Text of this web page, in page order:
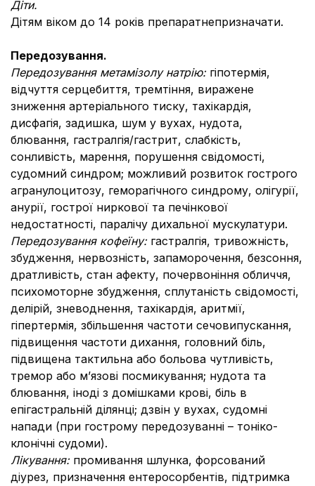
Діти.
Дітям віком до 14 років препаратнепризначати.
Передозування.
Передозування метамізолу натрію: гіпотермія,
відчуття серцебиття, тремтіння, виражене
зниження артеріального тиску, тахікардія,
дисфагія, задишка, шум у вухах, нудота,
блювання, гастралгія/гастрит, слабкість,
сонливість, марення, порушення свідомості,
судомний синдром; можливий розвиток гострого
агранулоцитозу, геморагічного синдрому, олігурії,
анурії, гострої ниркової та печінкової
недостатності, паралічу дихальної мускулатури.
Передозування кофеїну: гастралгія, тривожність,
збудження, нервозність, запаморочення, безсоння,
дратливість, стан афекту, почервоніння обличчя,
психомоторне збудження, сплутаність свідомості,
делірій, зневоднення, тахікардія, аритмії,
гіпертермія, збільшення частоти сечовипускання,
підвищення частоти дихання, головний біль,
підвищена тактильна або больова чутливість,
тремор або м’язові посмикування; нудота та
блювання, іноді з домішками крові, біль в
епігастральній ділянці; дзвін у вухах, судомні
напади (при гострому передозуванні – тоніко-
клонічні судоми).
Лікування: промивання шлунка, форсований
діурез, призначення ентеросорбентів, підтримка